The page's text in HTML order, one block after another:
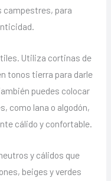
campestres, para
Utiliza cortinas de
tonos tierra para darle
puedes colocar
como lana o algodón,
cálido y confortable.
y cálidos que
beiges y verdes